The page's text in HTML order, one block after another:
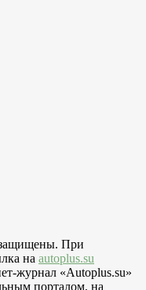
защищены. При
на autoplus.su
журнал «Autoplus.su»
порталом, на